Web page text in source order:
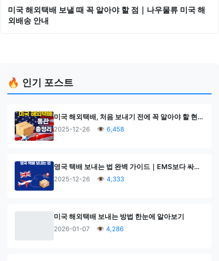
미국 해외택배 보낼 때 꼭 알아야 할 점｜나우물류 미국 해
외배송 안내
🔥 인기 포스트
미국 해외택배, 처음 보내기 전에 꼭 알아야 할 현실 가이드 통관에서 막히지 않는 방법 총 정리
2025-12-26 👁 6,458
영국 택배 보내는 법 완벽 가이드｜EMS보다 싸고 빠른 방법은?
2025-12-26 👁 4,333
미국 해외택배 보내는 방법 한눈에 알아보기
2026-01-07 👁 4,286